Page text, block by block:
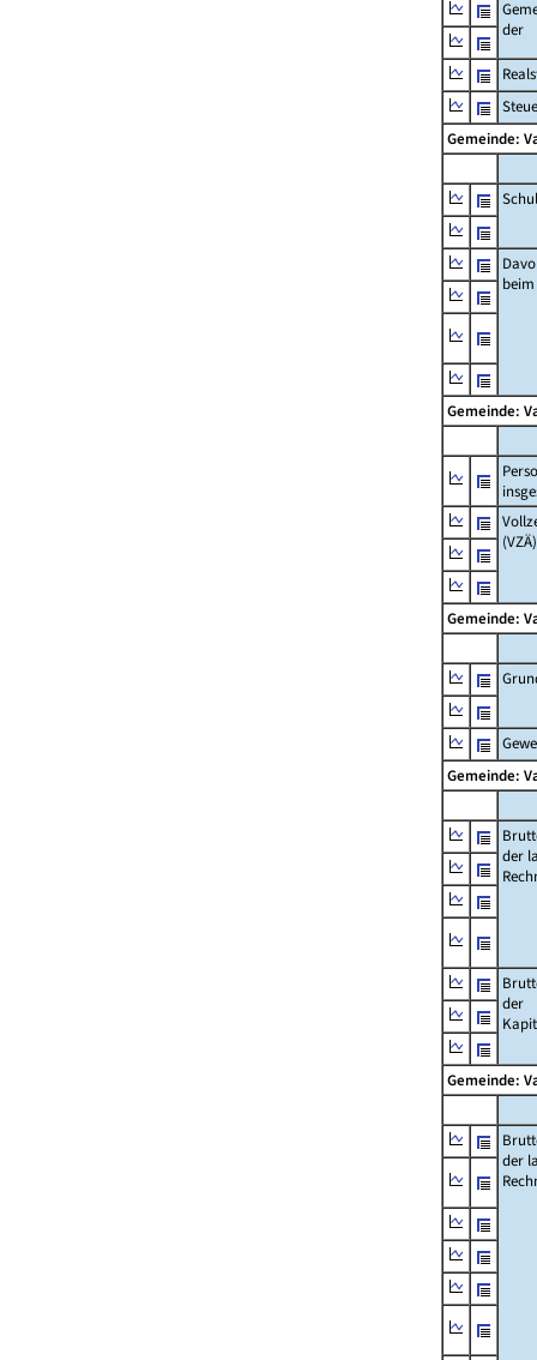
der
Gemeinde:
beim
Gemeinde:
(VZÄ)
Gemeinde:
Gemeinde:
der
der
Gemeinde:
der